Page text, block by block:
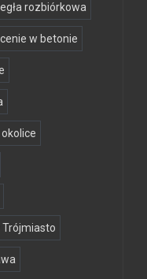
rozbiórkowa
w betonie